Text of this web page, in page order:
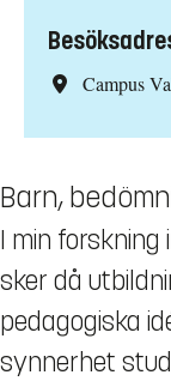
Campus
Barn,
I min
sker då
pedagogiska
synnerhet